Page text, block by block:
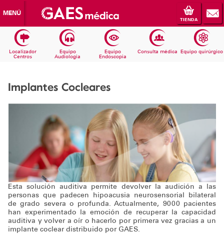
MENÚ
TIENDA
Localizador
Centros
Equipo
Audiologia
Equipo
Endoscopia
Consulta médica Equipo quirúrgico
Implantes Cocleares
Esta solución auditiva permite devolver la audición a las
personas que padecen hipoacusia neurosensorial bilateral
de grado severa o profunda. Actualmente, 9000 pacientes
han experimentado la emoción de recuperar la capacidad
auditiva y volver a oír o hacerlo por primera vez gracias a un
implante coclear distribuido por GAES.